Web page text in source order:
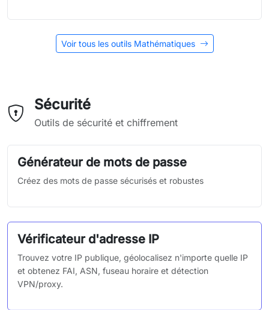
Voir tous les outils Mathématiques
Sécurité
Outils de sécurité et chiffrement
Générateur de mots de passe
Créez des mots de passe sécurisés et robustes
Vérificateur d'adresse IP
Trouvez votre IP publique, géolocalisez n'importe quelle IP
et obtenez FAI, ASN, fuseau horaire et détection
VPN/proxy.